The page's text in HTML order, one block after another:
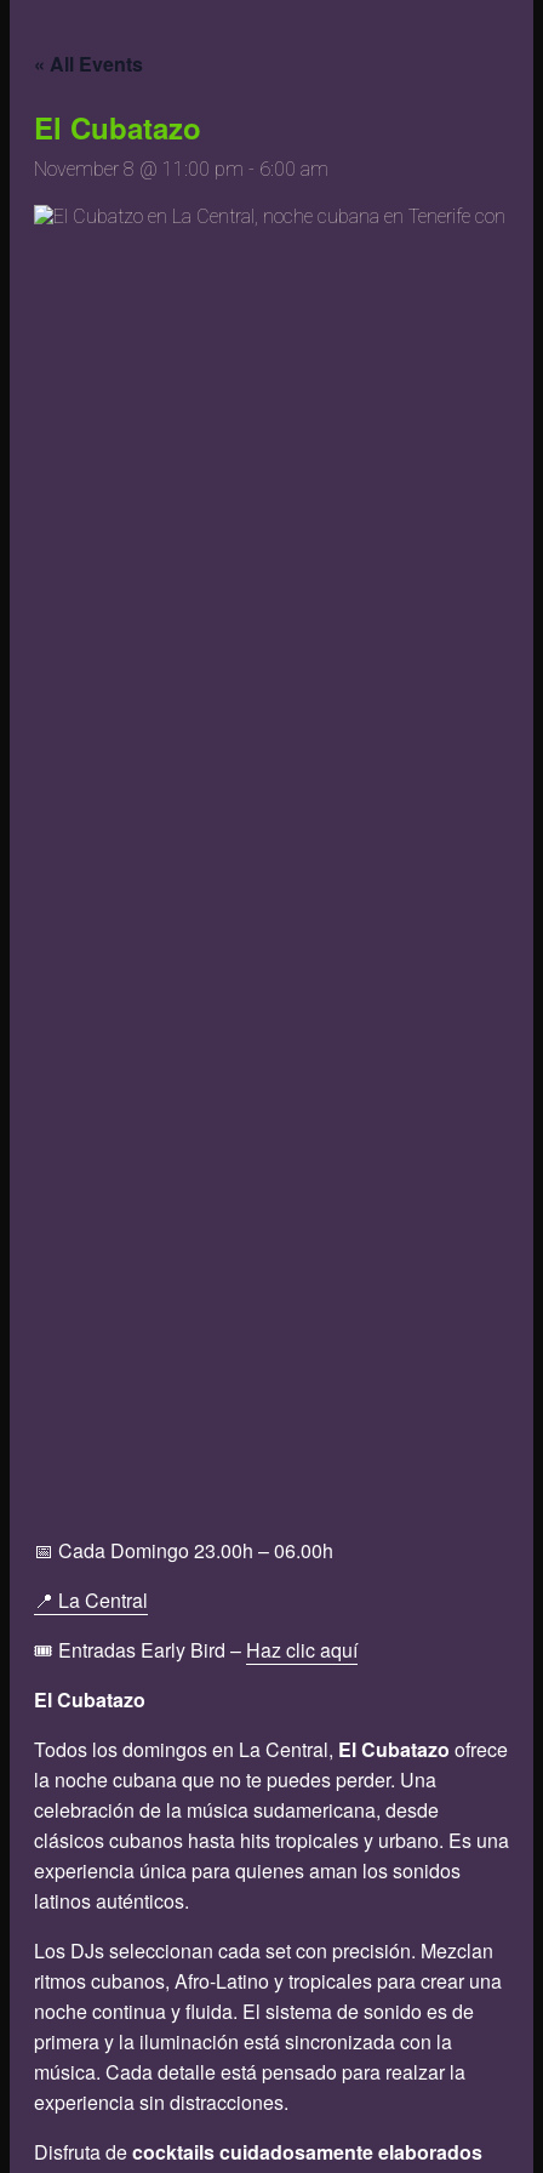
« All Events
El Cubatazo
November 8 @ 11:00 pm - 6:00 am
📅 Cada Domingo 23.00h – 06.00h
📍 La Central
🎟️ Entradas Early Bird – Haz clic aquí
El Cubatazo
Todos los domingos en La Central, El Cubatazo ofrece
la noche cubana que no te puedes perder. Una
celebración de la música sudamericana, desde
clásicos cubanos hasta hits tropicales y urbano. Es una
experiencia única para quienes aman los sonidos
latinos auténticos.
Los DJs seleccionan cada set con precisión. Mezclan
ritmos cubanos, Afro-Latino y tropicales para crear una
noche continua y fluida. El sistema de sonido es de
primera y la iluminación está sincronizada con la
música. Cada detalle está pensado para realzar la
experiencia sin distracciones.
Disfruta decocktails cuidadosamente elaborados